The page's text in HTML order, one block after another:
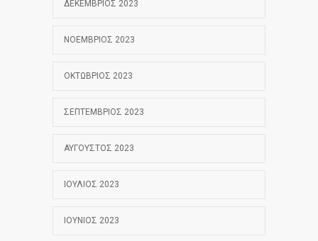
ΔΕΚΈΜΒΡΙΟΣ 2023
ΝΟΈΜΒΡΙΟΣ 2023
ΟΚΤΏΒΡΙΟΣ 2023
ΣΕΠΤΈΜΒΡΙΟΣ 2023
ΑΎΓΟΥΣΤΟΣ 2023
ΙΟΎΛΙΟΣ 2023
ΙΟΎΝΙΟΣ 2023